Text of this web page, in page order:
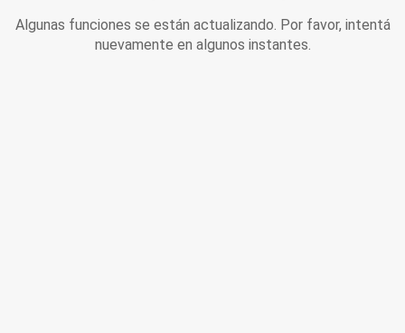
Algunas funciones se están actualizando. Por favor, intentá
nuevamente en algunos instantes.